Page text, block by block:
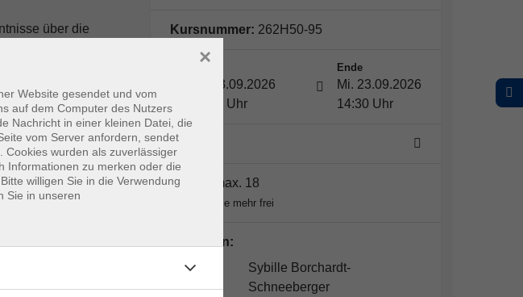
über die
besitzen.
können.
Sie sich
Kursnummer: 262H50-95
Mi. 23.09.2026
13:30 Uhr
Ende
Mi. 23.09.2026
14:30 Uhr
1 Termin
Plätze: max. 18
Keine Plätze mehr frei
Dozent*in:
Sybille Borchardt-
Schneeberger
Website gesendet und vom
auf dem Computer des Nutzers
Nachricht in einer kleinen Datei, die
vom Server anfordern, sendet
Cookies wurden als zuverlässiger
Informationen zu merken oder die
willigen Sie in die Verwendung
Sie in unseren
×